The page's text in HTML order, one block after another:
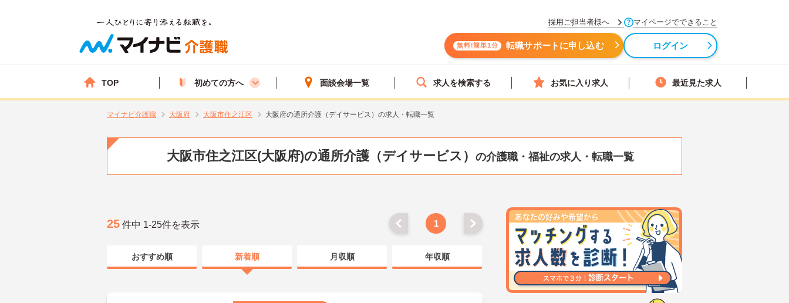
採用ご担当者様へ マイページでできること
無料!簡単1分 転職サポートに申し込む ログイン
TOP 初めての方へ 面談会場一覧 求人を検索する お気に入り求人 最近見た求人
マイナビ介護職 大阪府 大阪市住之江区 大阪府の通所介護（デイサービス）の求人・転職一覧
大阪市住之江区(大阪府)の通所介護（デイサービス） の介護職・福祉の求人・転職一覧
25 件中 1-25件を表示 1
おすすめ順 新着順 月収順 年収順